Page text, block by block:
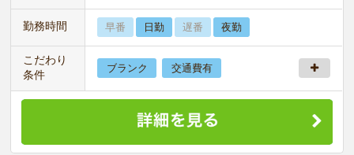
勤務時間 早番 日勤 遅番 夜勤
こだわり
条件
ブランク 交通費有